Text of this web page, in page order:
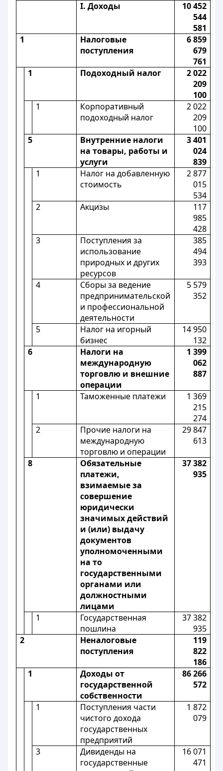
I. Доходы
10 452
544
581
1
Налоговые
поступления
6 859
679
761
1
Подоходный налог
2 022
209
100
1
Корпоративный
подоходный налог
2 022
209
100
5
Внутренние налоги
на товары, работы и
услуги
3 401
024
839
1
Налог на добавленную
стоимость
2 877
015
534
2
Акцизы
117
985
428
3
Поступления за
использование
природных и других
ресурсов
385
494
393
4
Сборы за ведение
предпринимательской
и профессиональной
деятельности
5 579
352
5
Налог на игорный
бизнес
14 950
132
6
Налоги на
международную
торговлю и внешние
операции
1 399
062
887
1 Таможенные платежи
1 369
215
274
2
Прочие налоги на
международную
торговлю и операции
29 847
613
8
Обязательные
платежи,
взимаемые за
совершение
юридически
значимых действий
и (или) выдачу
документов
уполномоченными
на то
государственными
органами или
должностными
лицами
37 382
935
1
Государственная
пошлина
37 382
935
2
Неналоговые
поступления
119
822
186
1
Доходы от
государственной
собственности
86 266
572
1
Поступления части
чистого дохода
государственных
предприятий
1 872
079
3
Дивиденды на
государственные
16 071
471